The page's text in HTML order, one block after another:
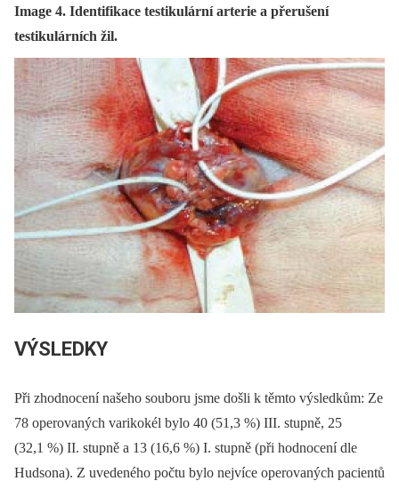
Image 4. Identifikace testikulární arterie a přerušení
testikulárních žil.
VÝSLEDKY
Při zhodnocení našeho souboru jsme došli k těmto výsledkům: Ze
78 operovaných varikokél bylo 40 (51,3 %) III. stupně, 25
(32,1 %) II. stupně a 13 (16,6 %) I. stupně (při hodnocení dle
Hudsona). Z uvedeného počtu bylo nejvíce operovaných pacientů